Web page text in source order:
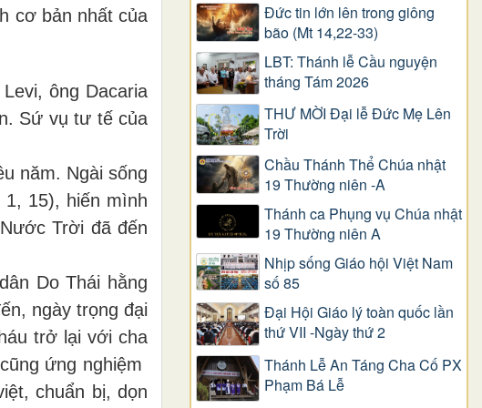
cơ bản nhất của
ông Dacaria
Sứ vụ tư tế của
năm. Ngài sống
1, 15), hiến mình
Trời đã đến
Do Thái hằng
ngày trọng đại
trở lại với cha
ứng nghiệm
chuẩn bị, dọn
Đức tin lớn lên trong giông
bão (Mt 14,22-33)
LBT: Thánh lễ Cầu nguyện
tháng Tám 2026
THƯ MỜI Đại lễ Đức Mẹ Lên
Trời
Chầu Thánh Thể Chúa nhật
19 Thường niên -A
Thánh ca Phụng vụ Chúa nhật
19 Thường niên A
Nhịp sống Giáo hội Việt Nam
số 85
Đại Hội Giáo lý toàn quốc lần
thứ VII -Ngày thứ 2
Thánh Lễ An Táng Cha Cố PX
Phạm Bá Lễ